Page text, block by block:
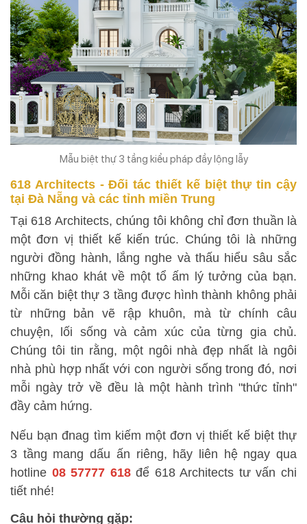
Mẫu biệt thự 3 tầng kiểu pháp đầy lộng lẫy
618 Architects - Đối tác thiết kế biệt thự tin cậy
tại Đà Nẵng và các tỉnh miền Trung
Tại 618 Architects, chúng tôi không chỉ đơn thuần là
một đơn vị thiết kế kiến trúc. Chúng tôi là những
người đồng hành, lắng nghe và thấu hiểu sâu sắc
những khao khát về một tổ ấm lý tưởng của bạn.
Mỗi căn biệt thự 3 tầng được hình thành không phải
từ những bản vẽ rập khuôn, mà từ chính câu
chuyện, lối sống và cảm xúc của từng gia chủ.
Chúng tôi tin rằng, một ngôi nhà đẹp nhất là ngôi
nhà phù hợp nhất với con người sống trong đó, nơi
mỗi ngày trở về đều là một hành trình "thức tỉnh"
đầy cảm hứng.
Nếu bạn đnag tìm kiếm một đơn vị thiết kế biệt thự
3 tầng mang dấu ấn riêng, hãy liên hệ ngay qua
hotline 08 57777 618để 618 Architects tư vấn chi
tiết nhé!
Câu hỏi thường gặp: